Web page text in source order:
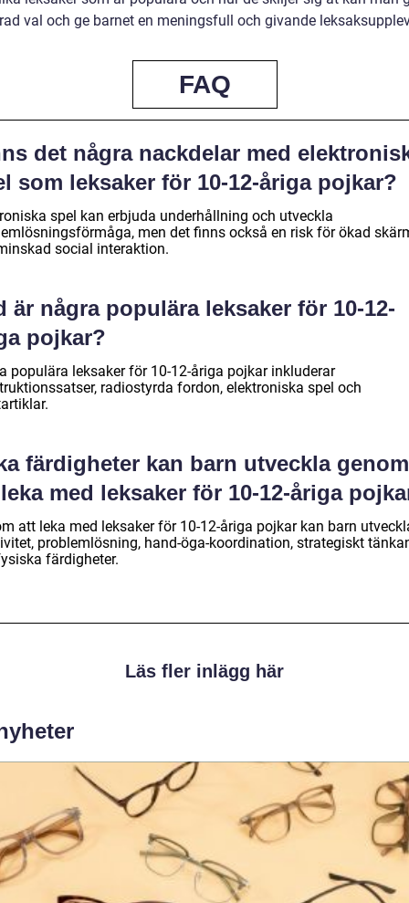
val och ge barnet en meningsfull och givande
FAQ
det några nackdelar med
som leksaker för 10-12-åriga pojkar?
spel kan erbjuda underhållning och utveckla
men det finns också en risk för ökad
social interaktion.
är några populära leksaker för 10-12-
pojkar?
populära leksaker för 10-12-åriga pojkar inkluderar
radiostyrda fordon, elektroniska spel och
färdigheter kan barn utveckla genom
med leksaker för 10-12-åriga
att leka med leksaker för 10-12-åriga pojkar kan barn
problemlösning, hand-öga-koordination, strategiskt
färdigheter.
Läs fler inlägg här